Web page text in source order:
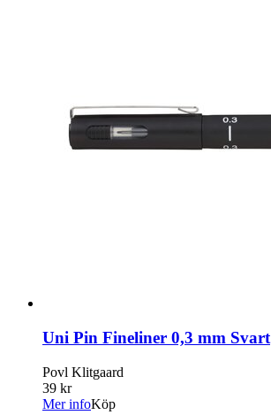
Uni Pin Fineliner 0,3 mm Svart
Povl Klitgaard
39 kr
Mer infoKöp